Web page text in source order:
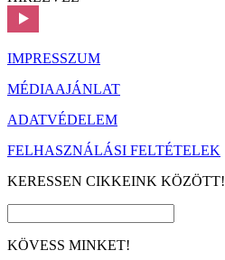
IMPRESSZUM
MÉDIAAJÁNLAT
ADATVÉDELEM
FELHASZNÁLÁSI FELTÉTELEK
KERESSEN CIKKEINK KÖZÖTT!
KÖVESS MINKET!